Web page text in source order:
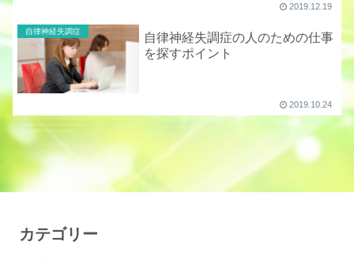
2019.12.19
自律神経失調症
自律神経失調症の人のための仕事
を探すポイント
2019.10.24
カテゴリー